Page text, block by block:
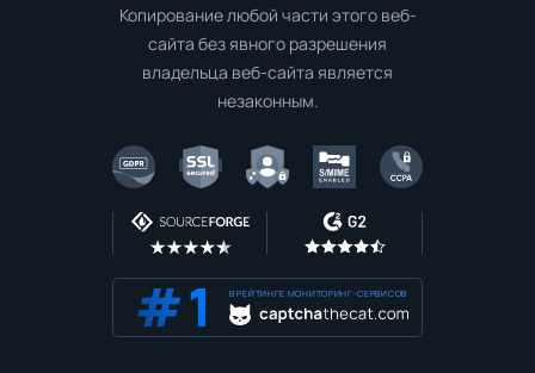
Копирование любой части этого веб-
сайта без явного разрешения
владельца веб-сайта является
незаконным.
В РЕЙТИНГЕ МОНИТОРИНГ-СЕРВИСОВ